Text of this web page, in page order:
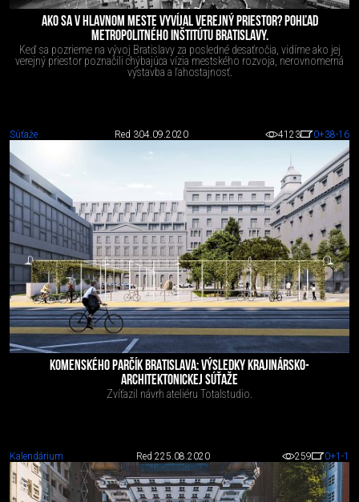
AKO SA V HLAVNOM MESTE VYVÍJAL VEREJNÝ PRIESTOR? POHĽAD
METROPOLITNÉHO INŠTITÚTU BRATISLAVY.
Keď sa pozrieme na vývoj Bratislavy za posledné desaťročia, vidíme ako jej
verejný priestor poznačili chýbajúca vízia mestského rozvoja, nerovnomerná
výstavba a ľahostajnosť.
Súťaže Red 304.09.2020 4123 0+38-16
KOMENSKÉHO PARČÍK BRATISLAVA: VÝSLEDKY KRAJINÁRSKO-
ARCHITEKTONICKEJ SÚŤAŽE
Zvíťazil návrh ateliéru Totalstudio.
Kalendárium Red 225.08.2020 259 0+1 -1